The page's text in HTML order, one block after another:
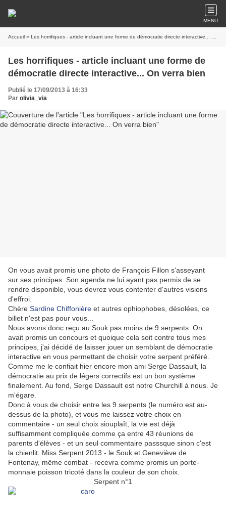
MENU
Accueil » Les horrifiques - article incluant une forme de démocratie directe interactive... On verra bien
Les horrifiques - article incluant une forme de
démocratie directe interactive... On verra bien
Publié le 17/09/2013 à 16:33
Par olivia_via
On vous avait promis une photo de François Fillon s'asseyant
sur ses principes. Son agenda ne lui ayant pas permis de se
rendre disponible, vous devrez vous contenter d'autres visions
d'effroi.
Chère Sardine Chiffonière et autres ophiophobes, désolées, ce
billet n'est pas pour vous...
Nous avons donc reçu au Souk pas moins de 9 serpents. On
avait promis un concours et quoique cela soit contre tous mes
principes, j'ai décidé de laisser jouer un semblant de démocratie
interactive en vous permettant de choisir votre serpent préféré.
Comme me le confiait hier encore mon ami Serge Dassault, la
démocratie au prix de légers correctifs est un bon système
finalement. Au fond, Serge Dassault est notre Churchill à nous. Je
m'égare.
Donc à vous de choisir entre les 9 serpents (le numéro est au-
dessus de la photo), et vous me laissez votre choix en
commentaire - un seul choix siouplaît, la vie est déjà
suffisamment compliquée comme ça entre 43 réunions de
parents d'élèves - et un seul commentaire passsque sinon c'est
la chienlit. Miss Serpent 2013 - le Souk et Geneviève de
Fontenay, même combat - recevra comme promis un porte-
monnaie poisson tricoté dans la couleur de son choix.
Serpent n°1